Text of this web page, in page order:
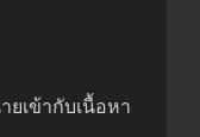
ยเข้ากับเนื้อหา